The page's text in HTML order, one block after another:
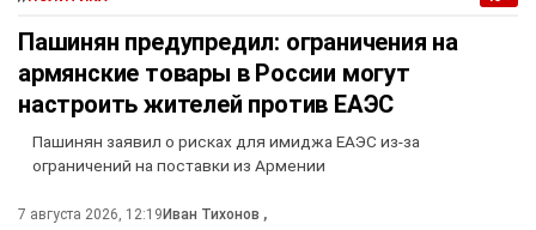
Пашинян предупредил: ограничения на
армянские товары в России могут
настроить жителей против ЕАЭС
Пашинян заявил о рисках для имиджа ЕАЭС из-за
ограничений на поставки из Армении
7 августа 2026, 12:19Иван Тихонов ,